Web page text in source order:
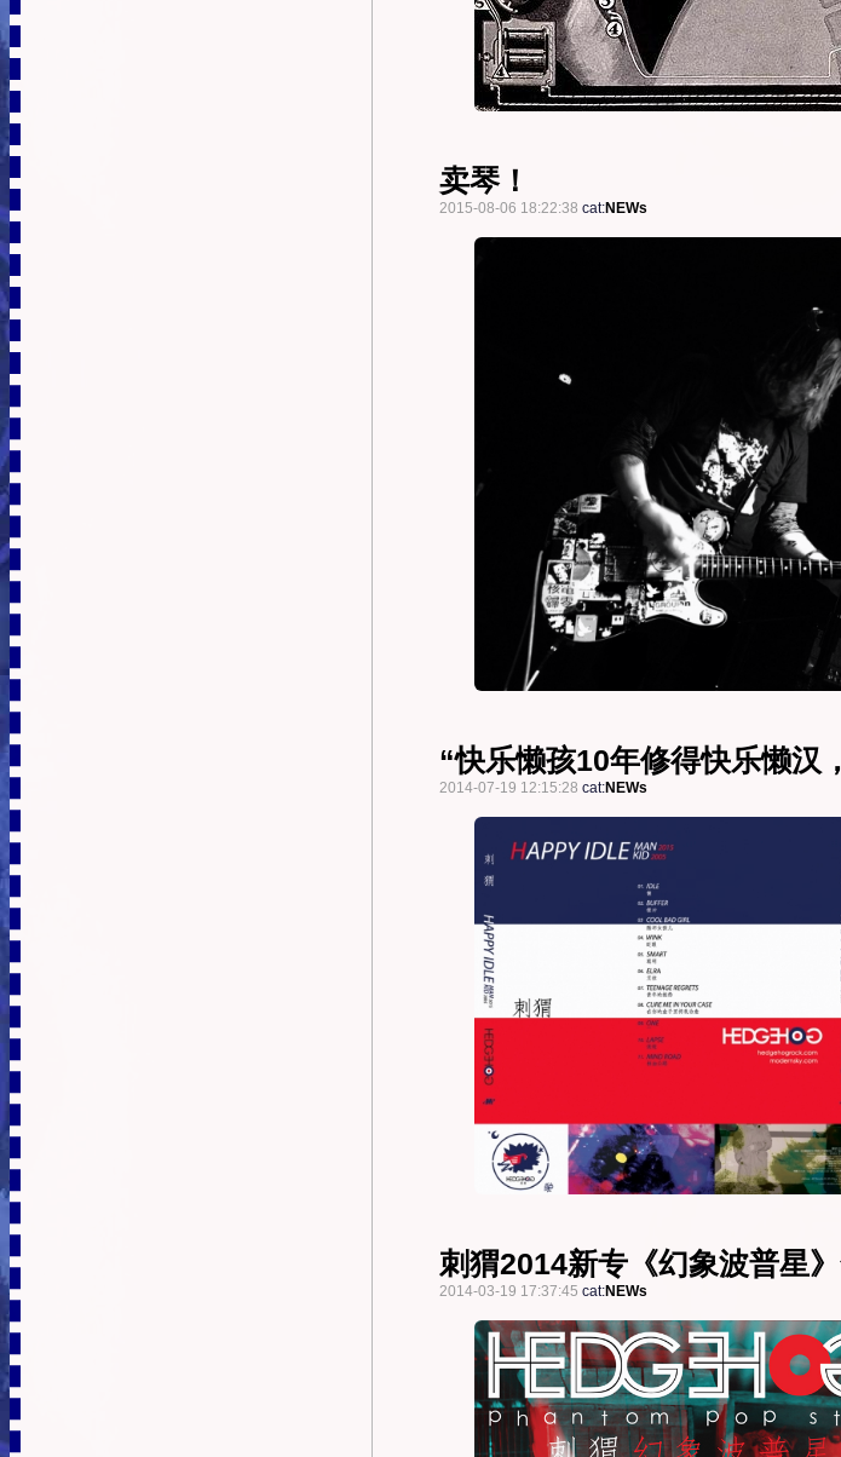
卖琴！
2015-08-06 18:22:38 cat:NEWs
“快乐懒孩10年修得快乐懒汉
2014-07-19 12:15:28 cat:NEWs
刺猬2014新专《幻象波普星
2014-03-19 17:37:45 cat:NEWs